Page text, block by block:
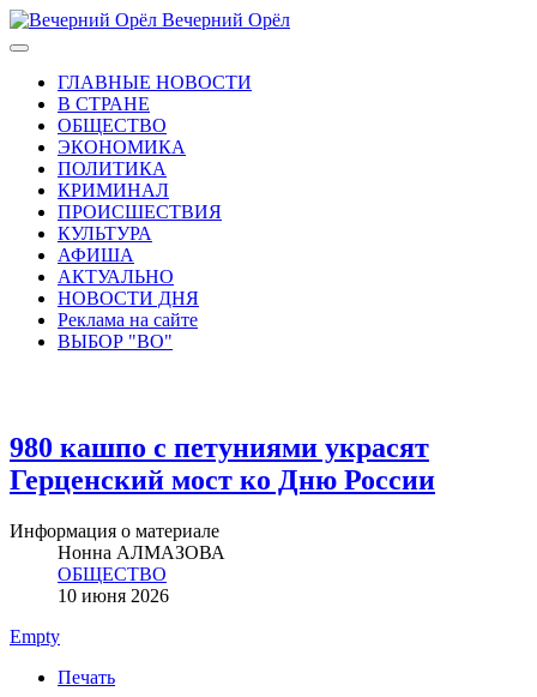
Вечерний Орёл
ГЛАВНЫЕ НОВОСТИ
В СТРАНЕ
ОБЩЕСТВО
ЭКОНОМИКА
ПОЛИТИКА
КРИМИНАЛ
ПРОИСШЕСТВИЯ
КУЛЬТУРА
АФИША
АКТУАЛЬНО
НОВОСТИ ДНЯ
Реклама на сайте
ВЫБОР "ВО"
980 кашпо с петуниями украсят
Герценский мост ко Дню России
Информация о материале
Нонна АЛМАЗОВА
ОБЩЕСТВО
10 июня 2026
Empty
Печать